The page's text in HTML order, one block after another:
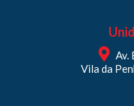
Av.
Vila da